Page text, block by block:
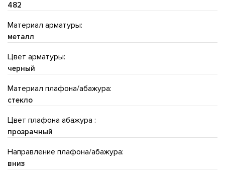
482
Материал арматуры:
металл
Цвет арматуры:
черный
Материал плафона/абажура:
стекло
Цвет плафона абажура :
прозрачный
Направление плафона/абажура:
вниз